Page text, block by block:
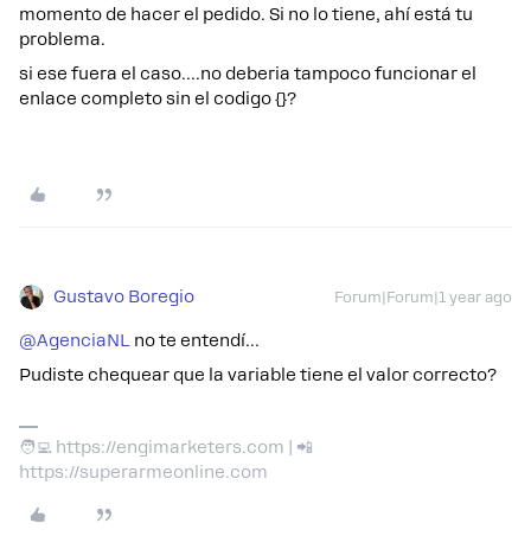
momento de hacer el pedido. Si no lo tiene, ahí está tu
problema.
si ese fuera el caso….no deberia tampoco funcionar el
enlace completo sin el codigo {}?
Gustavo Boregio Forum|Forum|1 year ago
@AgenciaNL
no te entendí…
Pudiste chequear que la variable tiene el valor correcto?
🧑‍💻 https://engimarketers.com | 📲
https://superarmeonline.com